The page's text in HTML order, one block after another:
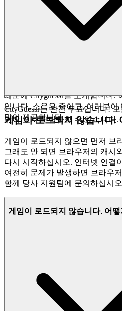
한 즐거움에 대한 엄격한 기준을
다. 저희는 게임과 여러분의 경
소가 없는, 세련되고 간소화된
니다. 저희의 약속은 최고의 것
정을 향상시키고, 저희와 함께하
수천 개의 복제 게임은 여기서
여러분의 시간을 투자할 가치가
때문에 Cityguessr를 소개합니다.
입니다. 소음은 줄이고, 여러분이
많이 제공합니다.
CityGuessr는 완전 무료입니다!
없이 도시를 탐험할 수 있습니다.
게임이 로드되지 않습니다.
게임이 로드되지 않으면 먼저 브
그래도 안 되면 브라우저의 캐시
다시 시작하십시오. 인터넷 연결
여전히 문제가 발생하면 브라우
함께 당사 지원팀에 문의하십시
게임이 로드되지 않습니다. 어